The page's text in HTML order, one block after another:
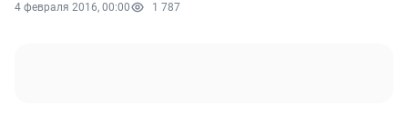
4 февраля 2016, 00:00 1 787